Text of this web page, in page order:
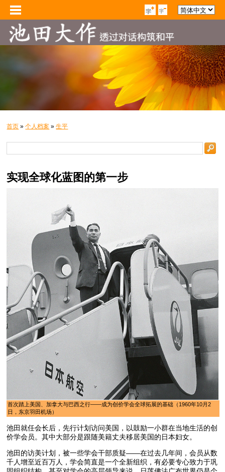
首页 »个人档案 »生平
实现全球化蓝图的第一步
首次踏上美国、加拿大与巴西之行——成为创价学会全球拓展的基础（1960年10月2
日，东京羽田机场）
池田就任会长后，先行计划访问美国，以鼓励一小群在当地生活的创
价学会员。其中大部分是跟随美籍丈夫移居美国的日本妇女。
池田的访美计划，被一些学会干部质疑——在过去几年间，会员从数
千人增至近百万人，学会简直是一个全新组织，有必要专心致力于巩